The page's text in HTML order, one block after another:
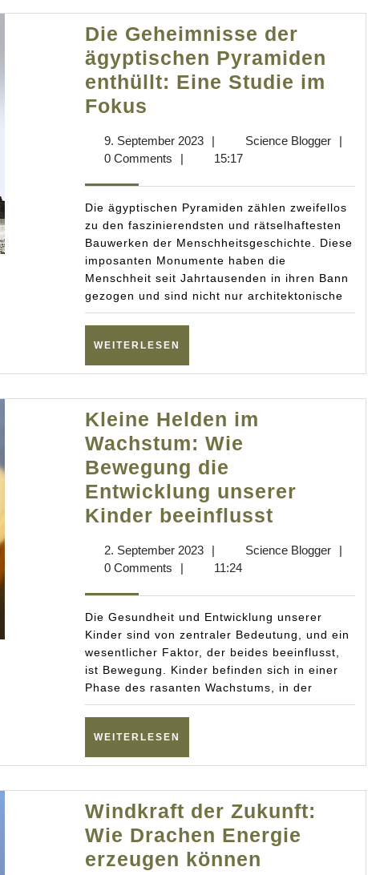
Die Geheimnisse der
ägyptischen Pyramiden
enthüllt: Eine Studie im
Fokus
der
Pyramiden
enthüllt:
Eine
Studie
im
Fokus
9. September 20239.
September
| Science BloggerScience
|
0 Comments
| 15:17
Die ägyptischen Pyramiden zählen zweifellos
zu den faszinierendsten und rätselhaftesten
Bauwerken der Menschheitsgeschichte. Diese
imposanten Monumente haben die
Menschheit seit Jahrtausenden in ihren Bann
gezogen und sind nicht nur architektonische
WEITERLESEN
Kleine Helden im
Wachstum: Wie
Bewegung die
Entwicklung unserer
Kinder beeinflusst
Wie
Bewegung
die
Entwicklung
unserer
2. September 20232.
September
| Science BloggerScience
|
0 Comments
| 11:24
Die Gesundheit und Entwicklung unserer
Kinder sind von zentraler Bedeutung, und ein
wesentlicher Faktor, der beides beeinflusst,
ist Bewegung. Kinder befinden sich in einer
Phase des rasanten Wachstums, in der
WEITERLESEN
Windkraft der Zukunft:
Wie Drachen Energie
erzeugen können